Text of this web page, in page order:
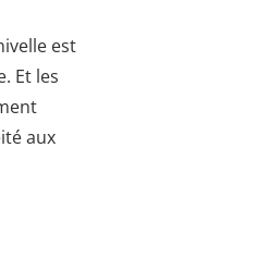
est
Et les
aux